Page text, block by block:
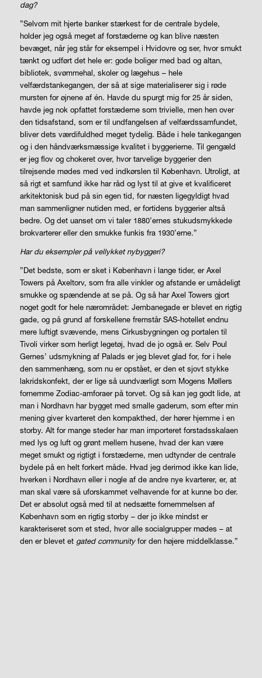
dag?
”Selvom mit hjerte banker stærkest for de centrale bydele,
holder jeg også meget af forstæderne og kan blive næsten
bevæget, når jeg står for eksempel i Hvidovre og ser, hvor smukt
tænkt og udført det hele er: gode boliger med bad og altan,
bibliotek, svømmehal, skoler og lægehus – hele
velfærdstankegangen, der så at sige materialiserer sig i røde
mursten for øjnene af én. Havde du spurgt mig for 25 år siden,
havde jeg nok opfattet forstæderne som trivielle, men hen over
den tidsafstand, som er til undfangelsen af velfærdssamfundet,
bliver dets værdifuldhed meget tydelig. Både i hele tankegangen
og i den håndværksmæssige kvalitet i byggerierne. Til gengæld
er jeg flov og chokeret over, hvor tarvelige byggerier den
tilrejsende mødes med ved indkørslen til København. Utroligt, at
så rigt et samfund ikke har råd og lyst til at give et kvalificeret
arkitektonisk bud på sin egen tid, for næsten ligegyldigt hvad
man sammenligner nutiden med, er fortidens byggerier altså
bedre. Og det uanset om vi taler 1880’ernes stukudsmykkede
brokvarterer eller den smukke funkis fra 1930’erne.”
Har du eksempler på vellykket nybyggeri?
”Det bedste, som er sket i København i lange tider, er Axel
Towers på Axeltorv, som fra alle vinkler og afstande er umådeligt
smukke og spændende at se på. Og så har Axel Towers gjort
noget godt for hele nærområdet: Jernbanegade er blevet en rigtig
gade, og på grund af forskellene fremstår SAS-hotellet endnu
mere luftigt svævende, mens Cirkusbygningen og portalen til
Tivoli virker som herligt legetøj, hvad de jo også er. Selv Poul
Gernes’ udsmykning af Palads er jeg blevet glad for, for i hele
den sammenhæng, som nu er opstået, er den et sjovt stykke
lakridskonfekt, der er lige så uundværligt som Mogens Møllers
fornemme Zodiac-amforaer på torvet. Og så kan jeg godt lide, at
man i Nordhavn har bygget med smalle gaderum, som efter min
mening giver kvarteret den kompakthed, der hører hjemme i en
storby. Alt for mange steder har man importeret forstadsskalaen
med lys og luft og grønt mellem husene, hvad der kan være
meget smukt og rigtigt i forstæderne, men udtynder de centrale
bydele på en helt forkert måde. Hvad jeg derimod ikke kan lide,
hverken i Nordhavn eller i nogle af de andre nye kvarterer, er, at
man skal være så uforskammet velhavende for at kunne bo der.
Det er absolut også med til at nedsætte fornemmelsen af
København som en rigtig storby – der jo ikke mindst er
karakteriseret som et sted, hvor alle socialgrupper mødes – at
den er blevet et gated communityfor den højere middelklasse.”